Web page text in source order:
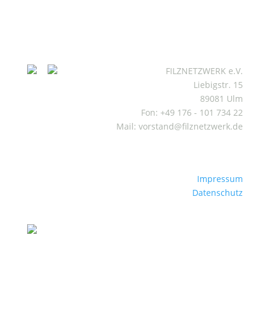
FILZNETZWERK e.V.
Liebigstr. 15
89081 Ulm
Fon: +49 176 - 101 734 22
Mail: vorstand@filznetzwerk.de
Impressum
Datenschutz